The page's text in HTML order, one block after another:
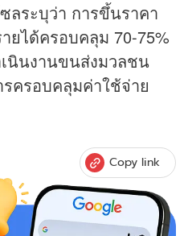
ลระบุว่า การขึ้นราคา
ยได้ครอบคลุม 70-75%
นินงานขนส่งมวลชน
ครอบคลุมค่าใช้จ่าย
Copy link